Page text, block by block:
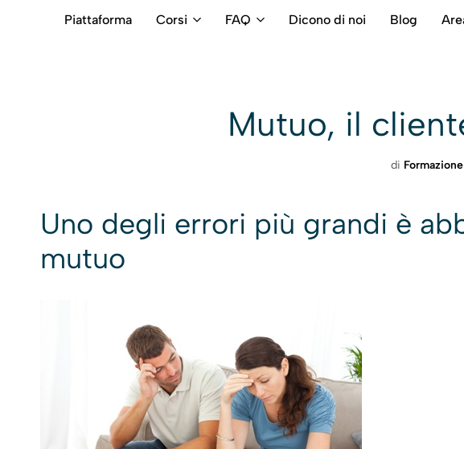
Piattaforma Corsi FAQ Dicono di noi Blog
Mutuo, il
di
Uno degli errori più grandi è
mutuo